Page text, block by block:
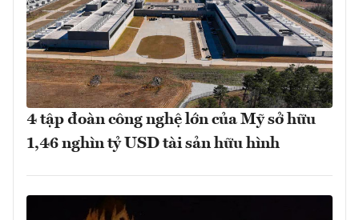
4 tập đoàn công nghệ lớn của Mỹ sở hữu
1,46 nghìn tỷ USD tài sản hữu hình